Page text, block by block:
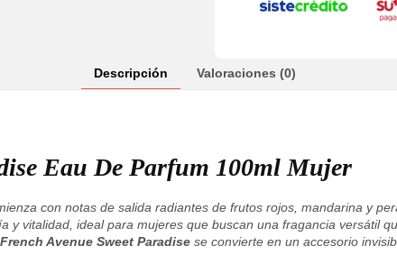
Descripción Valoraciones (0)
Eau De Parfum 100ml Mujer
con notas de salida radiantes de frutos rojos, mandarina y
y vitalidad, ideal para mujeres que buscan una fragancia versátil
French Avenue Sweet Paradise se convierte en un accesorio